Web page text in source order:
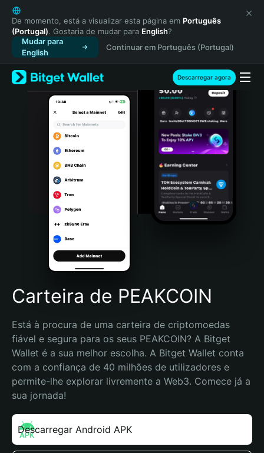
English
日本語
Tiếng Việt
Русский
Español (Latinoamérica)
Türkçe
Italiano
Português (Portugal)
Bahasa Indonesia
Português (Brasil)
Español (Argentina)
De momento, está a visualizar esta página em Português
(Portugal). Gostaria de mudar para English?
Mudar para
English
Continuar em Português (Portugal)
Descarregar agora
Carteira de PEAKCOIN
Está à procura de uma carteira de criptomoedas
fiável e segura para os seus PEAKCOIN? A Bitget
Wallet é a sua melhor escolha. A Bitget Wallet conta
com a confiança de 40 milhões de utilizadores e
permite-lhe explorar livremente a Web3. Comece já a
sua jornada!
Descarregar Android APK